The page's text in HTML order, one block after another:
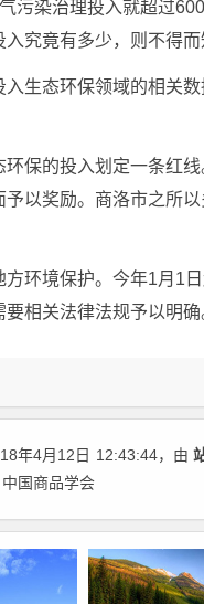
污染治理投入就超过
究竟有多少，则不得而
生态环保领域的相关
保的投入划定一条红
以奖励。商洛市之所
环境保护。今年1月1
相关法律法规予以明确
年4月12日 12:43:44，由
国商品学会